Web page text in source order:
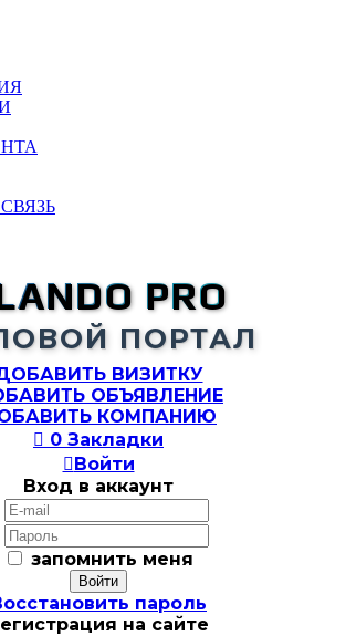
PRO
ПОРТАЛ
ВИЗИТКУ
ОБЪЯВЛЕНИЕ
КОМПАНИЮ
 0 Закладки
Войти
Вход в аккаунт
запомнить меня
пароль
на сайте